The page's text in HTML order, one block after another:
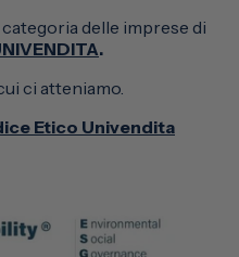
delle imprese di
.
ci atteniamo.
Etico Univendita